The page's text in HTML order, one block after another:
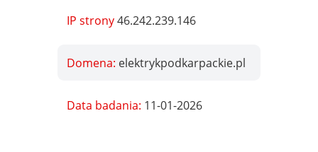
IP strony46.242.239.146
Domena: elektrykpodkarpackie.pl
Data badania: 11-01-2026